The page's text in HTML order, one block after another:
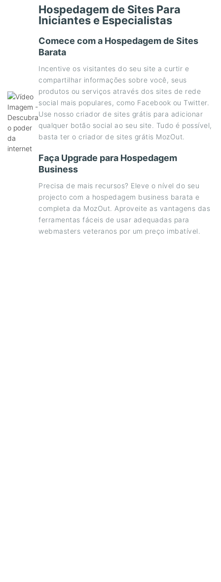
Hospedagem de Sites Para
Iniciantes e Especialistas
Comece com a Hospedagem de Sites
Barata
Incentive os visitantes do seu site a curtir e
compartilhar informações sobre você, seus
produtos ou serviços através dos sites de rede
social mais populares, como Facebook ou Twitter.
Use nosso criador de sites grátis para adicionar
qualquer botão social ao seu site. Tudo é possível,
basta ter o criador de sites grátis MozOut.
Faça Upgrade para Hospedagem
Business
Precisa de mais recursos? Eleve o nível do seu
projecto com a hospedagem business barata e
completa da MozOut. Aproveite as vantagens das
ferramentas fáceis de usar adequadas para
webmasters veteranos por um preço imbatível.